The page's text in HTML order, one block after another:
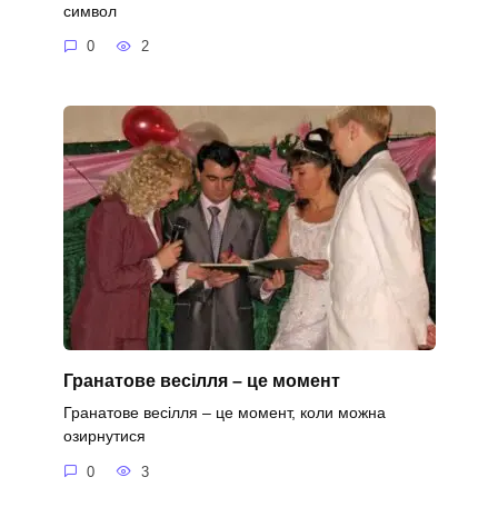
символ
0 2
Гранатове весілля – це момент
Гранатове весілля – це момент, коли можна
озирнутися
0 3